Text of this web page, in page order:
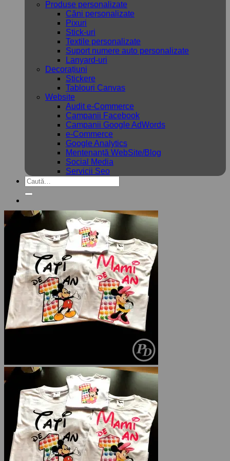
Produse personalizate
Căni personalizate
Pixuri
Stick-uri
Textile personalizate
Suport numere auto personalizate
Lanyard-uri
Decorațiuni
Stickere
Tablouri Canvas
Website
Audit e-Commerce
Campanii Facebook
Campanii Google AdWords
e-Commerce
Google Analytics
Mentenanță WebSite/Blog
Social Media
Servicii Seo
Caută
după:
Coș
Nu ai niciun produs în coș.
Înapoi la magazin